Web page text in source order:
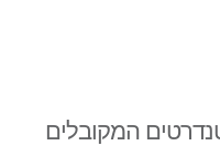
המקובלים